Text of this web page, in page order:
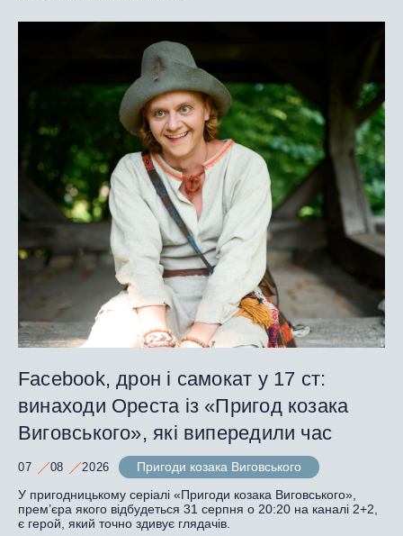
Facebook, дрон і самокат у 17 ст:
винаходи Ореста із «Пригод козака
Виговського», які випередили час
07 08 2026
Пригоди козака Виговського
У пригодницькому серіалі «Пригоди козака Виговського»,
прем’єра якого відбудеться 31 серпня о 20:20 на каналі 2+2,
є герой, який точно здивує глядачів.